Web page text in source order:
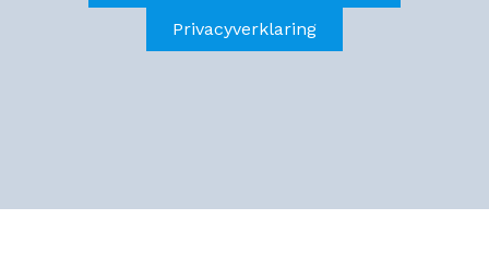
Privacyverklaring